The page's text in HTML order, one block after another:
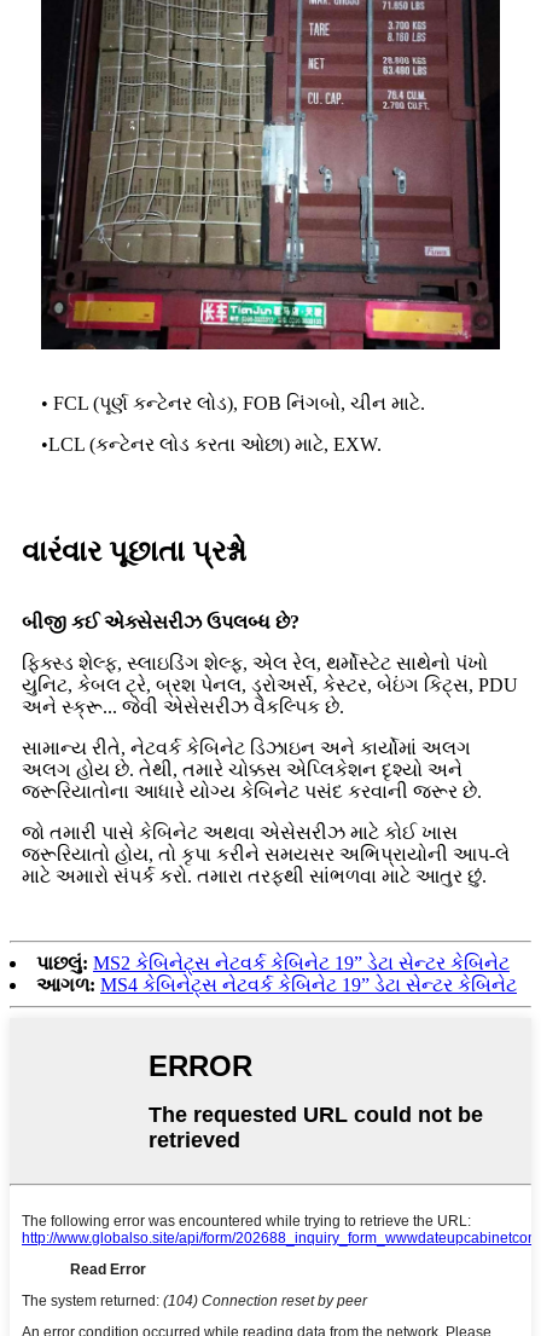
• FCL (પૂર્ણ કન્ટેનર લોડ), FOB નિંગબો, ચીન માટે.
•LCL (કન્ટેનર લોડ કરતા ઓછા) માટે, EXW.
વારંવાર પૂછાતા પ્રશ્નો
બીજી કઈ એક્સેસરીઝ ઉપલબ્ધ છે?
ફિક્સ્ડ શેલ્ફ, સ્લાઇડિંગ શેલ્ફ, એલ રેલ, થર્મોસ્ટેટ સાથેનો પંખો
યુનિટ, કેબલ ટ્રે, બ્રશ પેનલ, ડ્રોઅર્સ, કેસ્ટર, બેઇંગ કિટ્સ, PDU
અને સ્ક્રૂ... જેવી એસેસરીઝ વૈકલ્પિક છે.
સામાન્ય રીતે, નેટવર્ક કેબિનેટ ડિઝાઇન અને કાર્યોમાં અલગ
અલગ હોય છે. તેથી, તમારે ચોક્કસ એપ્લિકેશન દૃશ્યો અને
જરૂરિયાતોના આધારે યોગ્ય કેબિનેટ પસંદ કરવાની જરૂર છે.
જો તમારી પાસે કેબિનેટ અથવા એસેસરીઝ માટે કોઈ ખાસ
જરૂરિયાતો હોય, તો કૃપા કરીને સમયસર અભિપ્રાયોની આપ-લે
માટે અમારો સંપર્ક કરો. તમારા તરફથી સાંભળવા માટે આતુર છું.
પાછલું: MS2 કેબિનેટ્સ નેટવર્ક કેબિનેટ 19” ડેટા સેન્ટર કેબિનેટ
આગળ: MS4 કેબિનેટ્સ નેટવર્ક કેબિનેટ 19” ડેટા સેન્ટર કેબિનેટ